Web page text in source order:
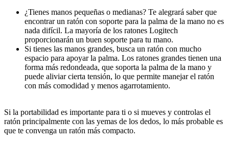
¿Tienes manos pequeñas o medianas? Te alegrará saber que
encontrar un ratón con soporte para la palma de la mano no es
nada difícil. La mayoría de los ratones Logitech
proporcionarán un buen soporte para tu mano.
Si tienes las manos grandes, busca un ratón con mucho
espacio para apoyar la palma. Los ratones grandes tienen una
forma más redondeada, que soporta la palma de la mano y
puede aliviar cierta tensión, lo que permite manejar el ratón
con más comodidad y menos agarrotamiento.
Si la portabilidad es importante para ti o si mueves y controlas el
ratón principalmente con las yemas de los dedos, lo más probable es
que te convenga un ratón más compacto.